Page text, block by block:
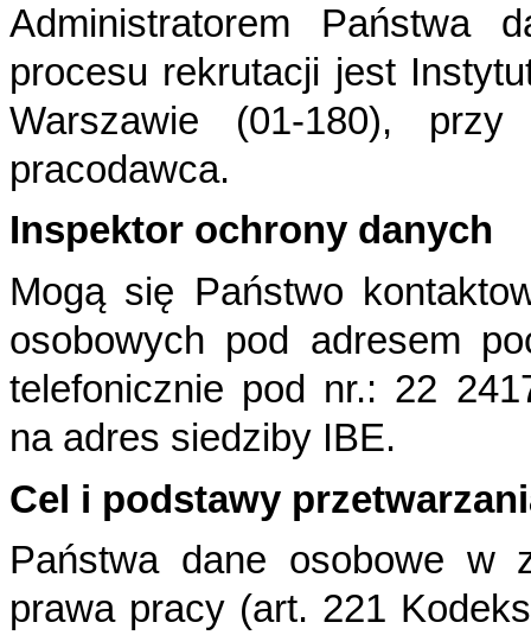
Administratorem Państwa
procesu rekrutacji jest
Warszawie (01-180),
pracodawca.
Inspektor ochrony danych
Mogą się Państwo
osobowych pod adresem
telefonicznie pod nr.: 22
na adres siedziby IBE.
Cel i podstawy
Państwa dane osobowe w
prawa pracy (art. 221